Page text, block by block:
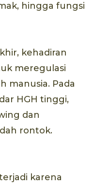
hingga fungsi
kehadiran
meregulasi
manusia. Pada
HGH tinggi,
dan
rontok.
karena